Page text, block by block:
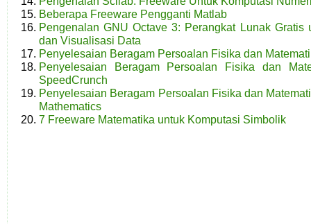
Beberapa Freeware Pengganti Matlab
Pengenalan GNU Octave 3: Perangkat Lunak Gratis
dan Visualisasi Data
Penyelesaian Beragam Persoalan Fisika dan
Penyelesaian Beragam Persoalan Fisika dan
SpeedCrunch
Penyelesaian Beragam Persoalan Fisika dan
Mathematics
7 Freeware Matematika untuk Komputasi Simbolik